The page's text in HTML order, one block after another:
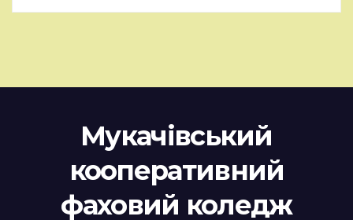
Мукачівський
кооперативний
фаховий коледж